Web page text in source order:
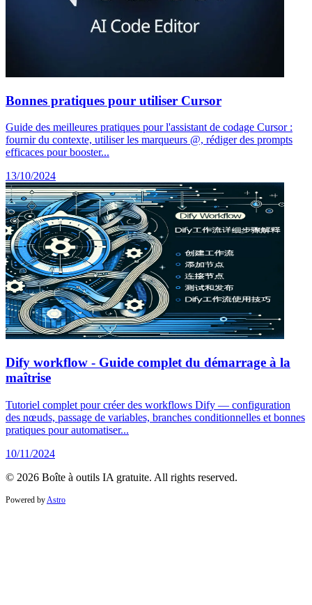
Bonnes pratiques pour utiliser Cursor
Guide des meilleures pratiques pour l'assistant de codage Cursor :
fournir du contexte, utiliser les marqueurs @, rédiger des prompts
efficaces pour booster...
13/10/2024
Dify workflow - Guide complet du démarrage à la
maîtrise
Tutoriel complet pour créer des workflows Dify — configuration
des nœuds, passage de variables, branches conditionnelles et bonnes
pratiques pour automatiser...
10/11/2024
© 2026 Boîte à outils IA gratuite. All rights reserved.
Powered by Astro